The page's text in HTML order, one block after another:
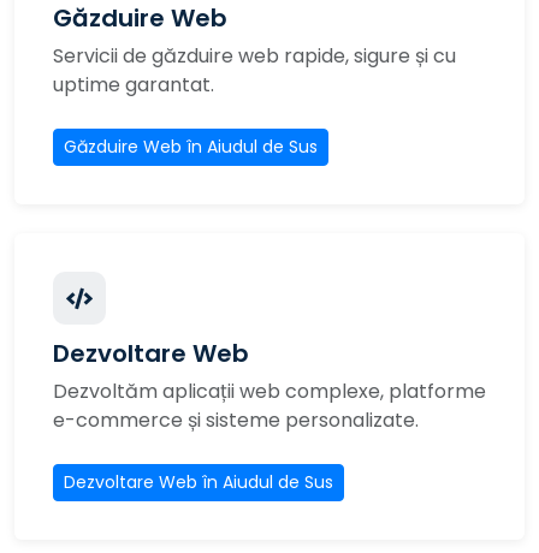
Găzduire Web
Servicii de găzduire web rapide, sigure și cu
uptime garantat.
Găzduire Web în Aiudul de Sus
Dezvoltare Web
Dezvoltăm aplicații web complexe, platforme
e-commerce și sisteme personalizate.
Dezvoltare Web în Aiudul de Sus